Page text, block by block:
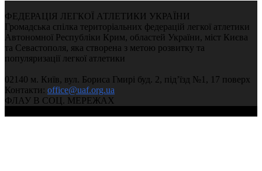
ФЕДЕРАЦІЯ ЛЕГКОЇ АТЛЕТИКИ УКРАЇНИ
Громадська спілка територіальних федерацій легкої атлетики
Автономної Республіки Крим, областей України, міст Києва
та Севастополя, яка створена з метою розвитку та
популяризації легкої атлетики
02140 м. Київ, вул. Бориса Гмирі буд. 2, під’їзд №1, 17 поверх
Контакти: office@uaf.org.ua
ФЛАУ В СОЦ. МЕРЕЖАХ